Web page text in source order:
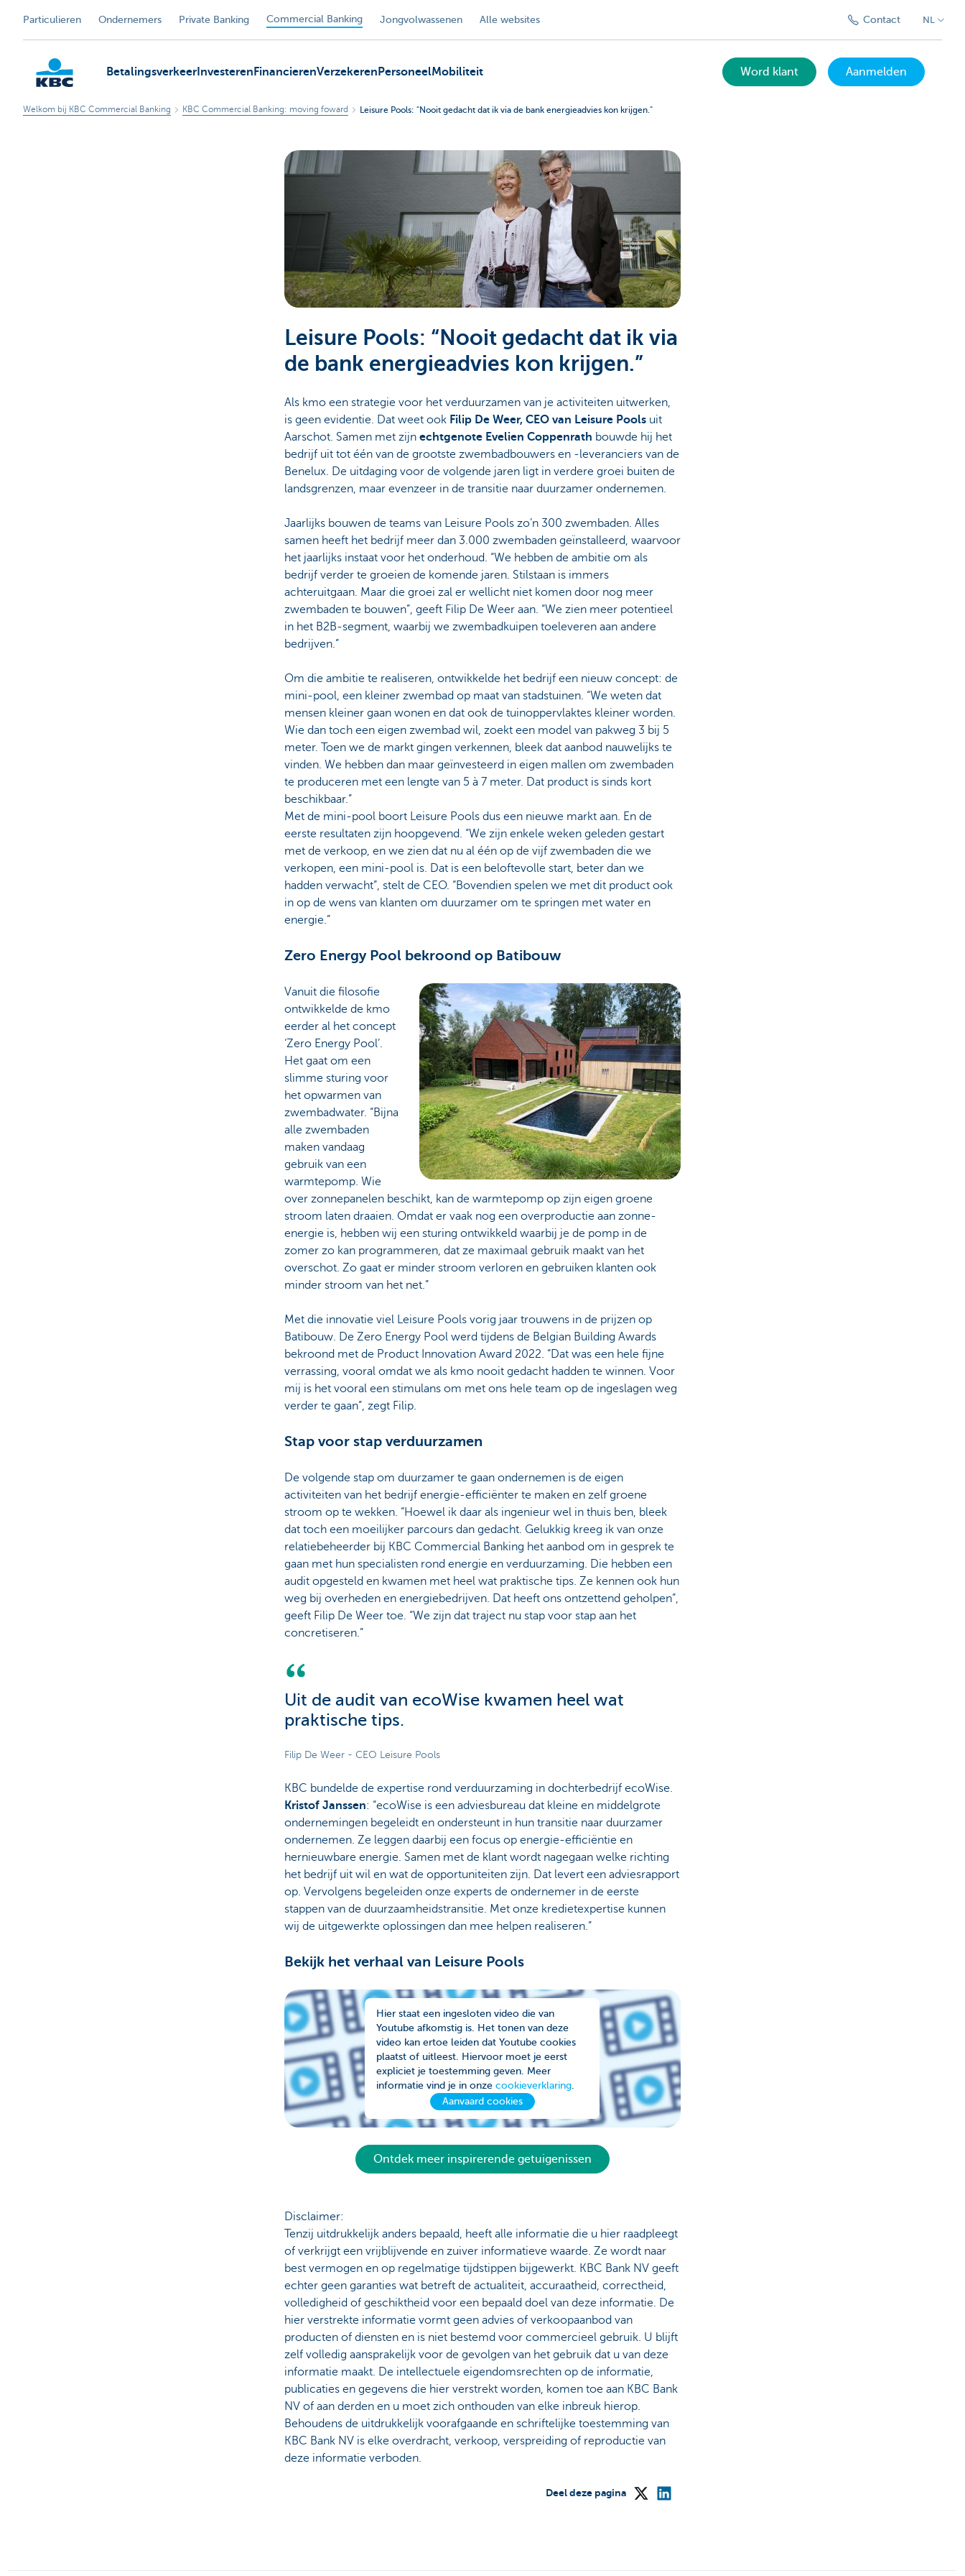
Particulieren Ondernemers Private Banking Commercial Banking Jongvolwassenen Alle websites Contact NL
Betalingsverkeer Investeren FinancierenVerzekeren PersoneelMobiliteit Word klant Aanmelden
Welkom bij KBC Commercial Banking KBC Commercial Banking: moving foward Leisure Pools: "Nooit gedacht dat ik via de bank energieadvies kon krijgen."
Leisure Pools: “Nooit gedacht dat ik via
de bank energieadvies kon krijgen.”
Als kmo een strategie voor het verduurzamen van je activiteiten uitwerken,
is geen evidentie. Dat weet ook Filip De Weer, CEO van Leisure Pools uit
Aarschot. Samen met zijn echtgenote Evelien Coppenrath bouwde hij het
bedrijf uit tot één van de grootste zwembadbouwers en -leveranciers van de
Benelux. De uitdaging voor de volgende jaren ligt in verdere groei buiten de
landsgrenzen, maar evenzeer in de transitie naar duurzamer ondernemen.
Jaarlijks bouwen de teams van Leisure Pools zo’n 300 zwembaden. Alles
samen heeft het bedrijf meer dan 3.000 zwembaden geïnstalleerd, waarvoor
het jaarlijks instaat voor het onderhoud. “We hebben de ambitie om als
bedrijf verder te groeien de komende jaren. Stilstaan is immers
achteruitgaan. Maar die groei zal er wellicht niet komen door nog meer
zwembaden te bouwen”, geeft Filip De Weer aan. “We zien meer potentieel
in het B2B-segment, waarbij we zwembadkuipen toeleveren aan andere
bedrijven.”
Om die ambitie te realiseren, ontwikkelde het bedrijf een nieuw concept: de
mini-pool, een kleiner zwembad op maat van stadstuinen. “We weten dat
mensen kleiner gaan wonen en dat ook de tuinoppervlaktes kleiner worden.
Wie dan toch een eigen zwembad wil, zoekt een model van pakweg 3 bij 5
meter. Toen we de markt gingen verkennen, bleek dat aanbod nauwelijks te
vinden. We hebben dan maar geïnvesteerd in eigen mallen om zwembaden
te produceren met een lengte van 5 à 7 meter. Dat product is sinds kort
beschikbaar.”
Met de mini-pool boort Leisure Pools dus een nieuwe markt aan. En de
eerste resultaten zijn hoopgevend. “We zijn enkele weken geleden gestart
met de verkoop, en we zien dat nu al één op de vijf zwembaden die we
verkopen, een mini-pool is. Dat is een beloftevolle start, beter dan we
hadden verwacht”, stelt de CEO. “Bovendien spelen we met dit product ook
in op de wens van klanten om duurzamer om te springen met water en
energie.”
Zero Energy Pool bekroond op Batibouw
Vanuit die filosofie
ontwikkelde de kmo
eerder al het concept
‘Zero Energy Pool’.
Het gaat om een
slimme sturing voor
het opwarmen van
zwembadwater. “Bijna
alle zwembaden
maken vandaag
gebruik van een
warmtepomp. Wie
over zonnepanelen beschikt, kan de warmtepomp op zijn eigen groene
stroom laten draaien. Omdat er vaak nog een overproductie aan zonne-
energie is, hebben wij een sturing ontwikkeld waarbij je de pomp in de
zomer zo kan programmeren, dat ze maximaal gebruik maakt van het
overschot. Zo gaat er minder stroom verloren en gebruiken klanten ook
minder stroom van het net.”
Met die innovatie viel Leisure Pools vorig jaar trouwens in de prijzen op
Batibouw. De Zero Energy Pool werd tijdens de Belgian Building Awards
bekroond met de Product Innovation Award 2022. “Dat was een hele fijne
verrassing, vooral omdat we als kmo nooit gedacht hadden te winnen. Voor
mij is het vooral een stimulans om met ons hele team op de ingeslagen weg
verder te gaan”, zegt Filip.
Stap voor stap verduurzamen
De volgende stap om duurzamer te gaan ondernemen is de eigen
activiteiten van het bedrijf energie-efficiënter te maken en zelf groene
stroom op te wekken. “Hoewel ik daar als ingenieur wel in thuis ben, bleek
dat toch een moeilijker parcours dan gedacht. Gelukkig kreeg ik van onze
relatiebeheerder bij KBC Commercial Banking het aanbod om in gesprek te
gaan met hun specialisten rond energie en verduurzaming. Die hebben een
audit opgesteld en kwamen met heel wat praktische tips. Ze kennen ook hun
weg bij overheden en energiebedrijven. Dat heeft ons ontzettend geholpen”,
geeft Filip De Weer toe. “We zijn dat traject nu stap voor stap aan het
concretiseren.”
Uit de audit van ecoWise kwamen heel wat
praktische tips.
Filip De Weer - CEO Leisure Pools
KBC bundelde de expertise rond verduurzaming in dochterbedrijf ecoWise.
Kristof Janssen: “ecoWise is een adviesbureau dat kleine en middelgrote
ondernemingen begeleidt en ondersteunt in hun transitie naar duurzamer
ondernemen. Ze leggen daarbij een focus op energie-efficiëntie en
hernieuwbare energie. Samen met de klant wordt nagegaan welke richting
het bedrijf uit wil en wat de opportuniteiten zijn. Dat levert een adviesrapport
op. Vervolgens begeleiden onze experts de ondernemer in de eerste
stappen van de duurzaamheidstransitie. Met onze kredietexpertise kunnen
wij de uitgewerkte oplossingen dan mee helpen realiseren.”
Bekijk het verhaal van Leisure Pools
Hier staat een ingesloten video die van
Youtube afkomstig is. Het tonen van deze
video kan ertoe leiden dat Youtube cookies
plaatst of uitleest. Hiervoor moet je eerst
expliciet je toestemming geven. Meer
informatie vind je in onzecookieverklaring
Aanvaard cookies
Ontdek meer inspirerende getuigenissen
Disclaimer:
Tenzij uitdrukkelijk anders bepaald, heeft alle informatie die u hier raadpleegt
of verkrijgt een vrijblijvende en zuiver informatieve waarde. Ze wordt naar
best vermogen en op regelmatige tijdstippen bijgewerkt. KBC Bank NV geeft
echter geen garanties wat betreft de actualiteit, accuraatheid, correctheid,
volledigheid of geschiktheid voor een bepaald doel van deze informatie. De
hier verstrekte informatie vormt geen advies of verkoopaanbod van
producten of diensten en is niet bestemd voor commercieel gebruik. U blijft
zelf volledig aansprakelijk voor de gevolgen van het gebruik dat u van deze
informatie maakt. De intellectuele eigendomsrechten op de informatie,
publicaties en gegevens die hier verstrekt worden, komen toe aan KBC Bank
NV of aan derden en u moet zich onthouden van elke inbreuk hierop.
Behoudens de uitdrukkelijk voorafgaande en schriftelijke toestemming van
KBC Bank NV is elke overdracht, verkoop, verspreiding of reproductie van
deze informatie verboden.
Deel deze pagina